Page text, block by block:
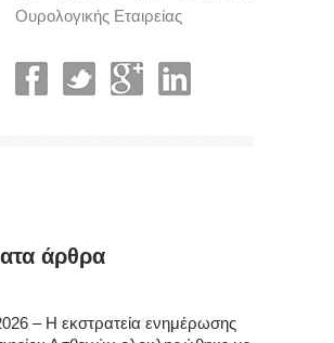
Ουρολογικής Εταιρείας
άρθρα
– Η εκστρατεία ενημέρωσης